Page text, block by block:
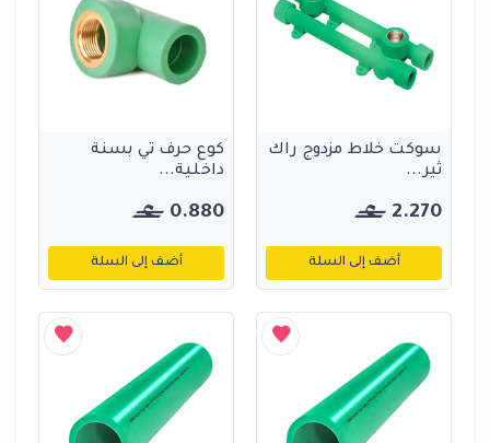
سوكت خلاط مزدوج راك
ثير...
2.270
أضف إلى السلة
كوع حرف تي بسنة
داخلية...
0.880
أضف إلى السلة